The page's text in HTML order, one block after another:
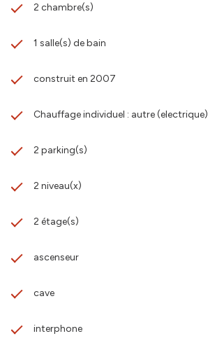
2 chambre(s)
1 salle(s) de bain
construit en 2007
Chauffage individuel : autre (electrique)
2 parking(s)
2 niveau(x)
2 étage(s)
ascenseur
cave
interphone